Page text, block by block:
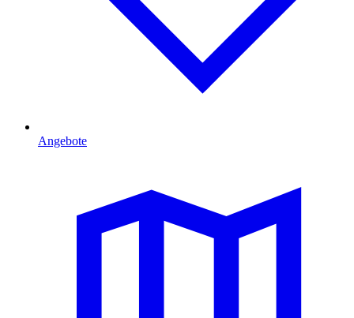
Angebote